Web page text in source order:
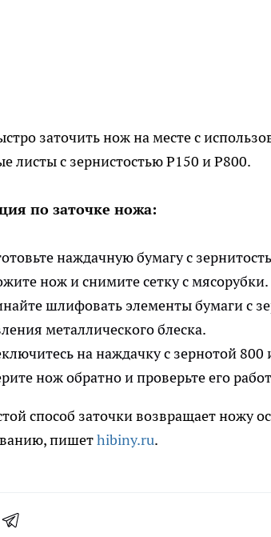
заточить нож на месте с
листы с зернистостью P150 и Р800.
по заточке ножа:
наждачную бумагу с
нож и снимите сетку с мясорубки.
шлифовать элементы бумаги с
металлического блеска.
на наждачку с зернотой
нож обратно и проверьте его
способ заточки возвращает ножу
пишетhibiny.ru.